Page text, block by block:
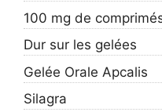
100 mg de
Dur sur les gelées
Gelée Orale Apcalis
Silagra